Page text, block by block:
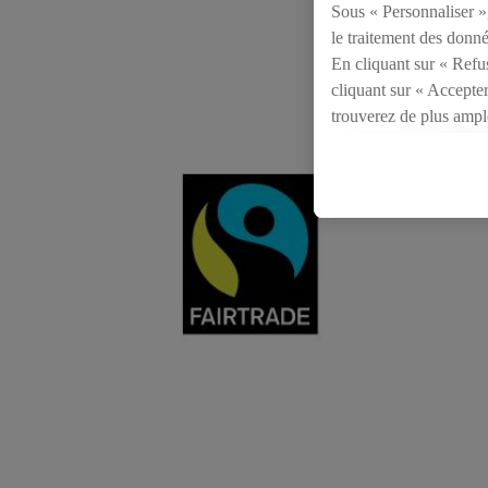
Sous « Personnaliser
le traitement des
En cliquant sur «
cliquant sur «
trouverez de plus